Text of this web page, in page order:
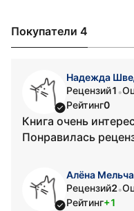
Покупатели 4
Надежда
Рецензий1 •
Рейтинг0
Книга очень
Понравилась
Алёна
Рецензий2•
Рейтинг+1